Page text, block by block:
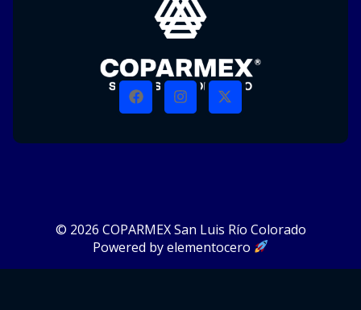
© 2026 COPARMEX San Luis Río Colorado
Powered by elementocero